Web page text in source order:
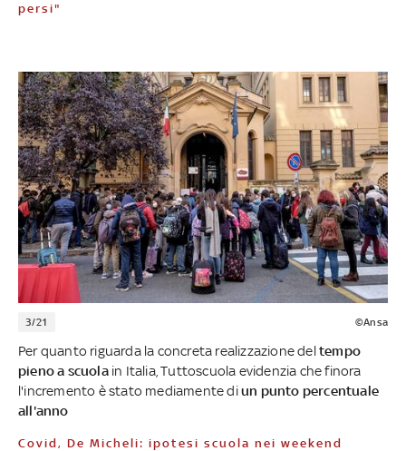
persi"
3/21 ©Ansa
Per quanto riguarda la concreta realizzazione deltempo
pieno a scuola in Italia, Tuttoscuola evidenzia che finora
l'incremento è stato mediamente diun punto percentuale
all'anno
Covid, De Micheli: ipotesi scuola nei weekend